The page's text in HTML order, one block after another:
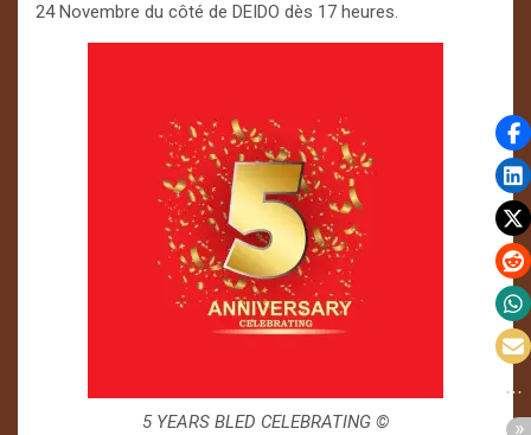
24 Novembre du côté de DEIDO dès 17 heures.
5 YEARS BLED CELEBRATING ©